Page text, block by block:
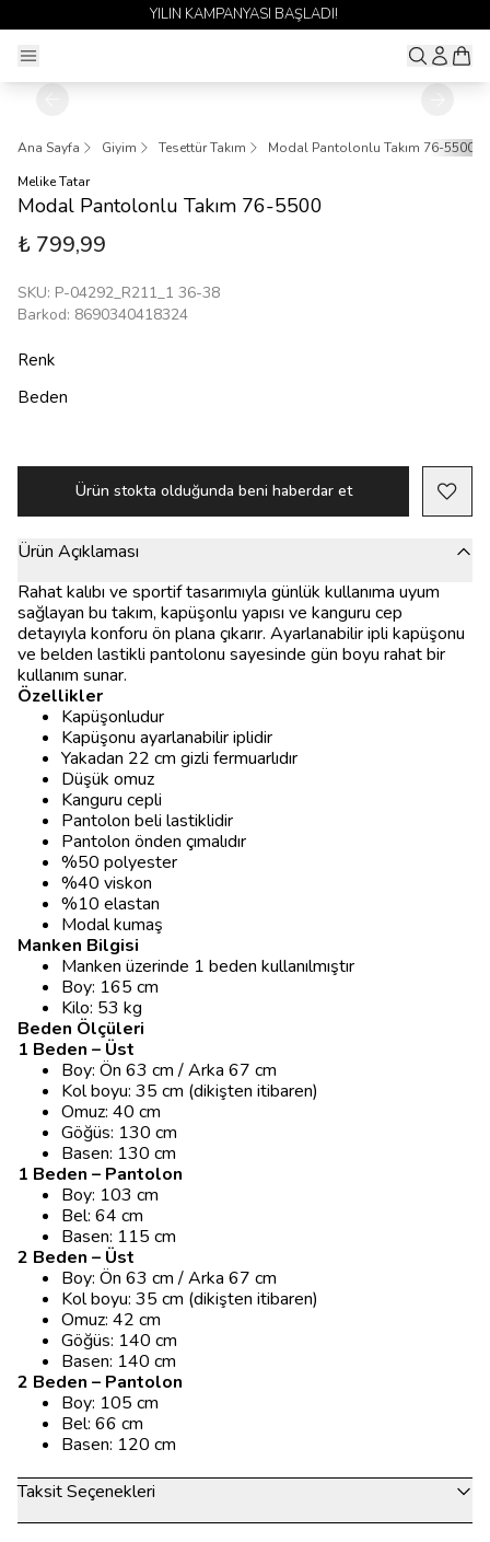
YILIN KAMPANYASI BAŞLADI!
Ana Sayfa Giyim Tesettür Takım
Modal Pantolonlu Takım 76-5500
Melike Tatar
Modal Pantolonlu Takım 76-5500
₺ 799,99
SKU: P-04292_R211_1 36-38
Barkod: 8690340418324
Renk
Beden
Ürün stokta olduğunda beni haberdar et
Ürün Açıklaması
Rahat kalıbı ve sportif tasarımıyla günlük kullanıma uyum
sağlayan bu takım, kapüşonlu yapısı ve kanguru cep
detayıyla konforu ön plana çıkarır. Ayarlanabilir ipli kapüşonu
ve belden lastikli pantolonu sayesinde gün boyu rahat bir
kullanım sunar.
Özellikler
Kapüşonludur
Kapüşonu ayarlanabilir iplidir
Yakadan 22 cm gizli fermuarlıdır
Düşük omuz
Kanguru cepli
Pantolon beli lastiklidir
Pantolon önden çımalıdır
%50 polyester
%40 viskon
%10 elastan
Modal kumaş
Manken Bilgisi
Manken üzerinde 1 beden kullanılmıştır
Boy: 165 cm
Kilo: 53 kg
Beden Ölçüleri
1 Beden – Üst
Boy: Ön 63 cm / Arka 67 cm
Kol boyu: 35 cm (dikişten itibaren)
Omuz: 40 cm
Göğüs: 130 cm
Basen: 130 cm
1 Beden – Pantolon
Boy: 103 cm
Bel: 64 cm
Basen: 115 cm
2 Beden – Üst
Boy: Ön 63 cm / Arka 67 cm
Kol boyu: 35 cm (dikişten itibaren)
Omuz: 42 cm
Göğüs: 140 cm
Basen: 140 cm
2 Beden – Pantolon
Boy: 105 cm
Bel: 66 cm
Basen: 120 cm
Taksit Seçenekleri